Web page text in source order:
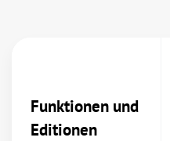
Funktionen und
Editionen